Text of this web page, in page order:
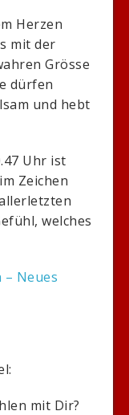
Herzen
mit der
Grösse
dürfen
und hebt
Uhr ist
Zeichen
welches
Neues
mit Dir?